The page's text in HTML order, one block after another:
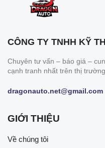
CÔNG TY TNHH KỸ
Chuyên tư vấn – báo giá –
cạnh tranh nhất trên thị trường
dragonauto.net@gmail.com
GIỚI THIỆU
Về chúng tôi